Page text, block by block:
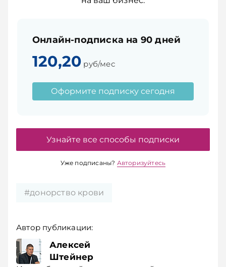
Онлайн-подписка на 90 дней
120,20 руб/мес
Оформите подписку сегодня
Узнайте все способы подписки
Уже подписаны? Авторизуйтесь
#донорство крови
Автор публикации:
Алексей
Штейнер